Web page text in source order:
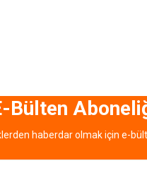
Bülten
haberdar olmak için e-